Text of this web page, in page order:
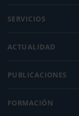
SERVICIOS
ACTUALIDAD
PUBLICACIONES
FORMACIÓN